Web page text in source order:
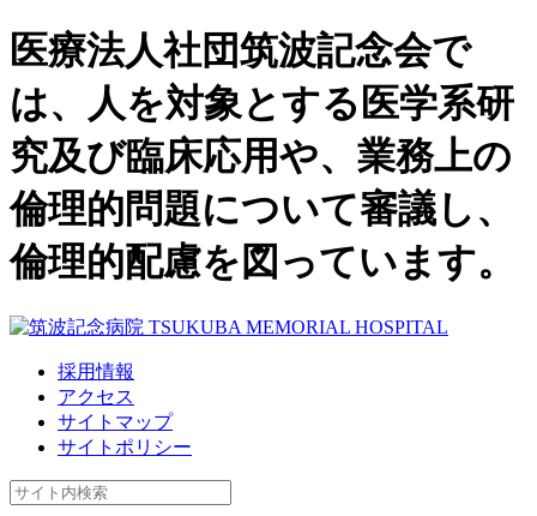
医療法人社団筑波記念会で
は、人を対象とする医学系研
究及び臨床応用や、業務上の
倫理的問題について審議し、
倫理的配慮を図っています。
採用情報
アクセス
サイトマップ
サイトポリシー